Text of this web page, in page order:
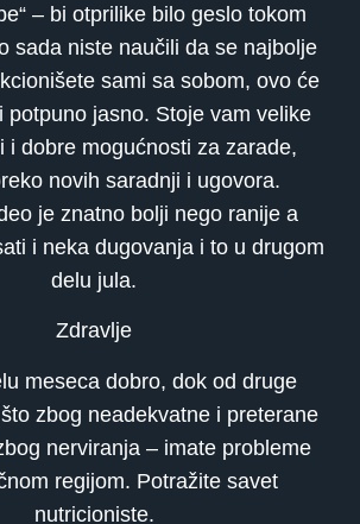
– bi otprilike bilo geslo tokom
sada niste naučili da se najbolje
sami sa sobom, ovo će
potpuno jasno. Stoje vam velike
i dobre mogućnosti za zarade,
novih saradnji i ugovora.
je znatno bolji nego ranije a
i neka dugovanja i to u drugom
delu jula.
Zdravlje
meseca dobro, dok od druge
zbog neadekvatne i preterane
nerviranja – imate probleme
regijom. Potražite savet
nutricioniste.